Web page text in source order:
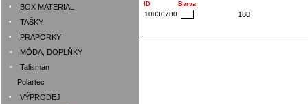
• BOX MATERIAL
• TAŠKY
• PRAPORKY
» MÓDA, DOPLŇKY
»
Talisman
Polartec
• VÝPRODEJ
ID Barva
10030780 180